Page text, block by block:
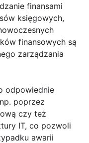
finansami
księgowych,
finansowych są
zarządzania
odpowiednie
poprzez
czy też
IT, co pozwoli
awarii